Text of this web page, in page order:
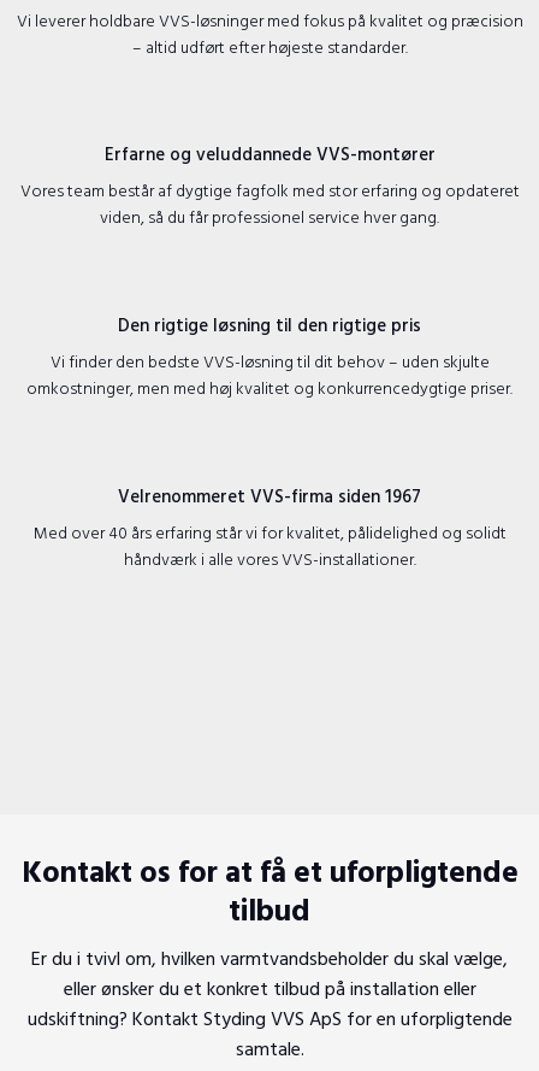
​Vi leverer holdbare VVS-løsninger med fokus på kvalitet og præcision
– altid udført efter højeste standarder.
Erfarne og veluddannede VVS-montører
​Vores team består af dygtige fagfolk med stor erfaring og opdateret
viden, så du får professionel service hver gang.
Den rigtige løsning til den rigtige pris
​Vi finder den bedste VVS-løsning til dit behov – uden skjulte
omkostninger, men med høj kvalitet og konkurrencedygtige priser.
Velrenommeret VVS-firma siden 1967
​Med over 40 års erfaring står vi for kvalitet, pålidelighed og solidt
håndværk i alle vores VVS-installationer.
Kontakt os for at få et uforpligtende
tilbud
Er du i tvivl om, hvilken varmtvandsbeholder du skal vælge,
eller ønsker du et konkret tilbud på installation eller
udskiftning? Kontakt Styding VVS ApS for en uforpligtende
samtale.